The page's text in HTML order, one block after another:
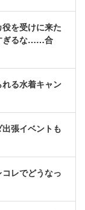
を受けに来た
ぎるな……合
れる水着キャン
張イベントも
レでどうなっ